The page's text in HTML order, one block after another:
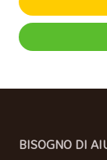
BISOGNO DI